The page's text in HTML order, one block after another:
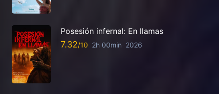
Posesión infernal: En llamas
7.32 2h 00min 2026